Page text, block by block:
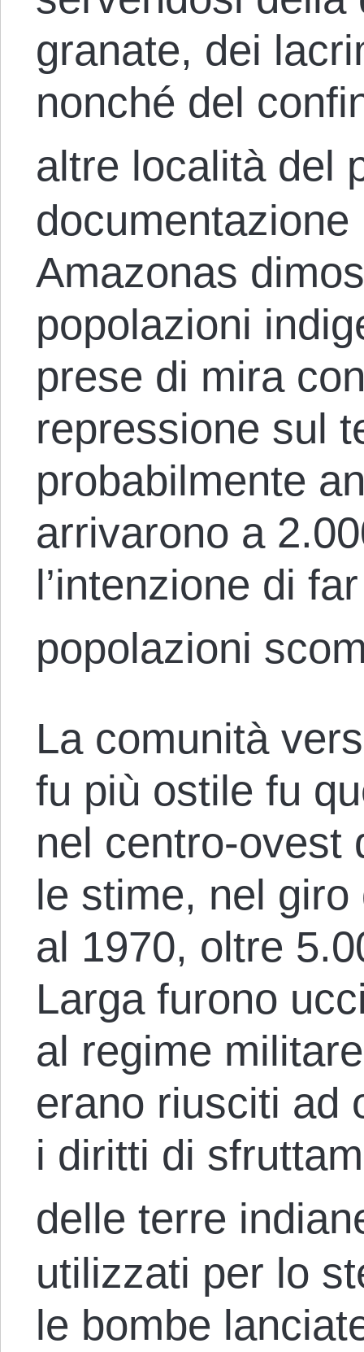
granate, dei
nonché del
altre località del
Amazonas
popolazioni
prese di mira
repressione sul
probabilmente
arrivarono a
l’intenzione di
popolazioni
La comunità
fu più ostile fu
nel centro-ovest
le stime, nel
al 1970, oltre
Larga furono
al regime
erano riusciti ad
i diritti di
delle terre
utilizzati per lo
le bombe